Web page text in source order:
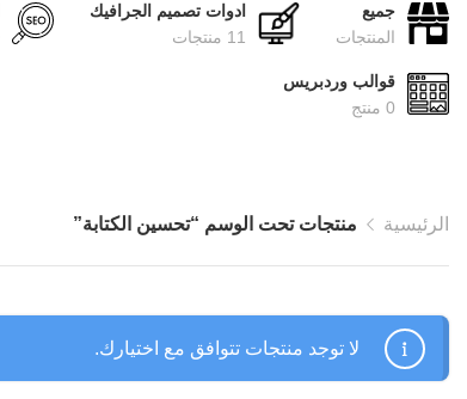
جميع
المنتجات
ادوات تصميم الجرافيك
11 منتجات
قوالب وردبريس
0 منتج
الرئيسية منتجات تحت الوسم “تحسين الكتابة”
لا توجد منتجات تتوافق مع اختيارك.